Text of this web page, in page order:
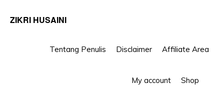
ZIKRI HUSAINI
Tentang Penulis Disclaimer Affiliate Area
My account Shop